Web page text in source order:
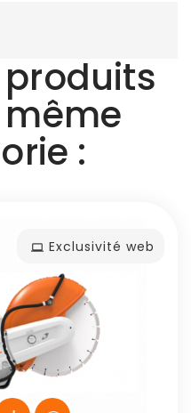
:
Exclusivité web